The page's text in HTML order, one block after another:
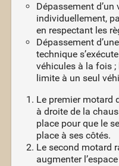
Dépassement d’un
individuellement,
en respectant les
Dépassement
technique
véhicules à la fois
limite à un seul
Le premier motard
à droite de la
place pour que le
place à ses côtés.
Le second motard
augmenter